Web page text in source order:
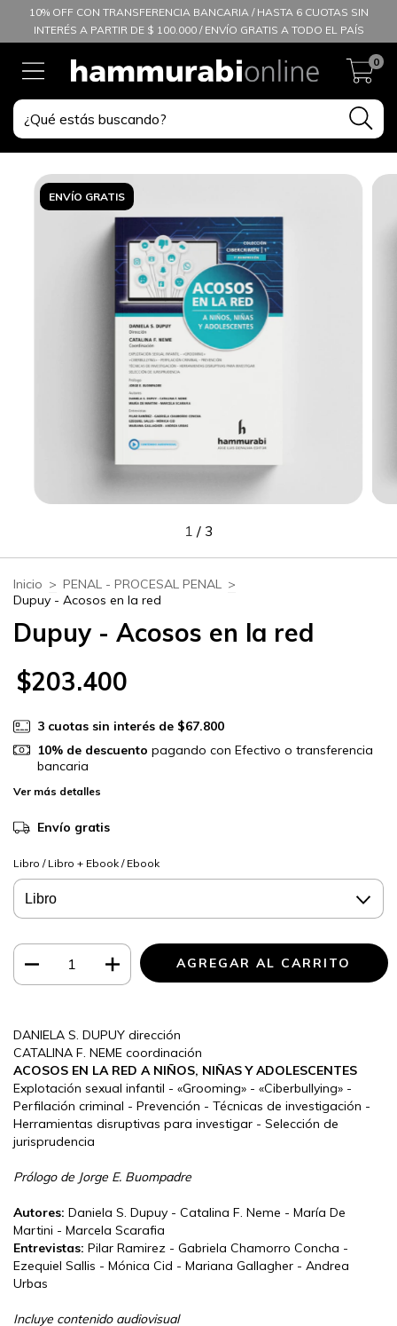
10% OFF CON TRANSFERENCIA BANCARIA / HASTA 6 CUOTAS SIN
INTERÉS A PARTIR DE $ 100.000 / ENVÍO GRATIS A TODO EL PAÍS
0
ENVÍO GRATIS
1 / 3
Inicio > PENAL - PROCESAL PENAL >
Dupuy - Acosos en la red
Dupuy - Acosos en la red
$203.400
3 cuotas sin interés de $67.800
10% de descuento pagando con Efectivo o transferencia
bancaria
Ver más detalles
Envío gratis
Libro / Libro + Ebook / Ebook
DANIELA S. DUPUY dirección
CATALINA F. NEME coordinación
ACOSOS EN LA RED A NIÑOS, NIÑAS Y ADOLESCENTES
Explotación sexual infantil - «Grooming» - «Ciberbullying» -
Perfilación criminal - Prevención - Técnicas de investigación -
Herramientas disruptivas para investigar - Selección de
jurisprudencia
Prólogo de Jorge E. Buompadre
Autores: Daniela S. Dupuy - Catalina F. Neme - María De
Martini - Marcela Scarafia
Entrevistas: Pilar Ramirez - Gabriela Chamorro Concha -
Ezequiel Sallis - Mónica Cid - Mariana Gallagher - Andrea
Urbas
Incluye contenido audiovisual